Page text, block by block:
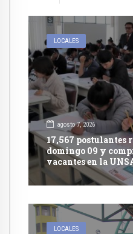
LOCALES
agosto 7, 2026
17,567 postulantes
domingo 09 y
vacantes en la
LOCALES